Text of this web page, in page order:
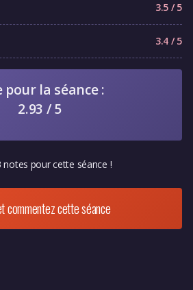
3.5 / 5
3.4 / 5
la séance :
2.93 / 5
notes pour cette séance !
commentez cette séance